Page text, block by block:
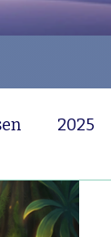
2025
Herzlich